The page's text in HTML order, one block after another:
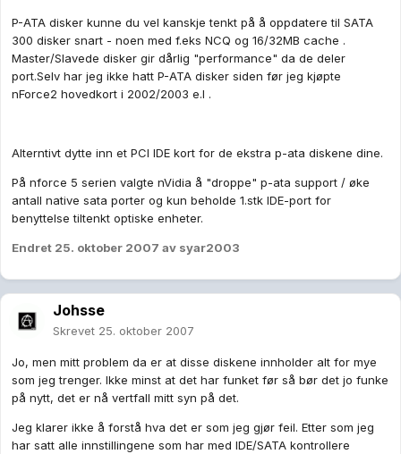
P-ATA disker kunne du vel kanskje tenkt på å oppdatere til SATA
300 disker snart - noen med f.eks NCQ og 16/32MB cache .
Master/Slavede disker gir dårlig "performance" da de deler
port.Selv har jeg ikke hatt P-ATA disker siden før jeg kjøpte
nForce2 hovedkort i 2002/2003 e.l .
Alterntivt dytte inn et PCI IDE kort for de ekstra p-ata diskene dine.
På nforce 5 serien valgte nVidia å "droppe" p-ata support / øke
antall native sata porter og kun beholde 1.stk IDE-port for
benyttelse tiltenkt optiske enheter.
Endret 25. oktober 2007 av syar2003
Johsse
Skrevet 25. oktober 2007
Jo, men mitt problem da er at disse diskene innholder alt for mye
som jeg trenger. Ikke minst at det har funket før så bør det jo funke
på nytt, det er nå vertfall mitt syn på det.
Jeg klarer ikke å forstå hva det er som jeg gjør feil. Etter som jeg
har satt alle innstillingene som har med IDE/SATA kontrollere